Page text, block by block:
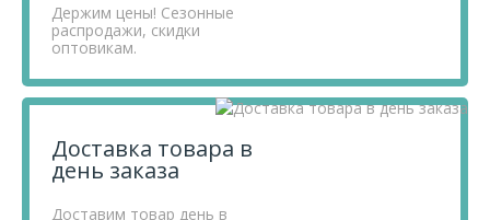
Держим цены! Сезонные
распродажи, скидки
оптовикам.
Доставка товара в
день заказа
Доставим товар день в